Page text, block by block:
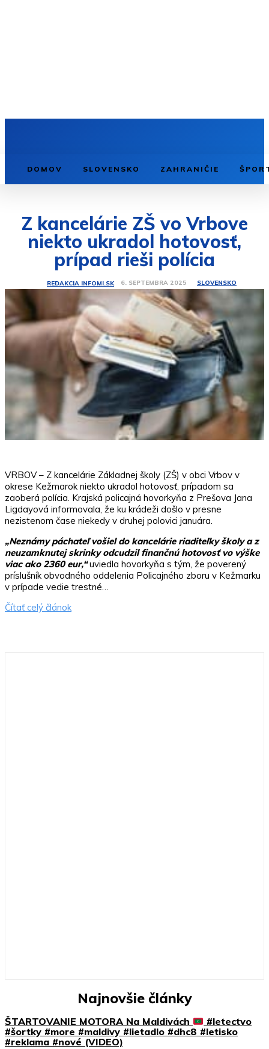
DOMOV SLOVENSKO ZAHRANIČIE
Z kancelárie ZŠ vo Vrbove
niekto ukradol hotovosť,
prípad rieši polícia
REDAKCIA INFOMI.SK 6. SEPTEMBRA 2025 SLOVENSKO
VRBOV – Z kancelárie Základnej školy (ZŠ) v obci Vrbov v
okrese Kežmarok niekto ukradol hotovosť, prípadom sa
zaoberá polícia. Krajská policajná hovorkyňa z Prešova Jana
Ligdayová informovala, že ku krádeži došlo v presne
nezistenom čase niekedy v druhej polovici januára.
„Neznámy páchateľ vošiel do kancelárie riaditeľky školy a z
neuzamknutej skrinky odcudzil finančnú hotovosť vo výške
viac ako 2360 eur,“uviedla hovorkyňa s tým, že poverený
príslušník obvodného oddelenia Policajného zboru v Kežmarku
v prípade vedie trestné…
Čítať celý článok
Najnovšie články
ŠTARTOVANIE MOTORA Na Maldivách
#letectvo
#šortky #more #maldivy #lietadlo #dhc8 #letisko
#reklama #nové (VIDEO)